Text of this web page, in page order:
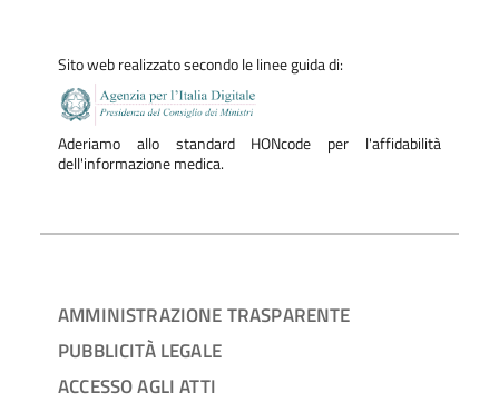
Sito web realizzato secondo le linee guida di:
Aderiamo allo standard HONcode per l'affidabilità
dell'informazione medica.
AMMINISTRAZIONE TRASPARENTE
PUBBLICITÀ LEGALE
ACCESSO AGLI ATTI